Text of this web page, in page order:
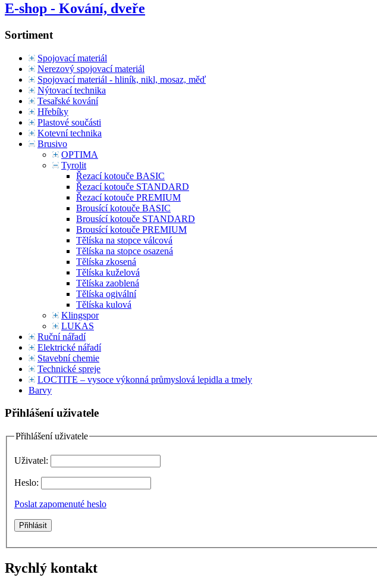
E-shop - Kování, dveře
Sortiment
Spojovací materiál
Nerezový spojovací materiál
Spojovací materiál - hliník, nikl, mosaz, měď
Nýtovací technika
Tesařské kování
Hřebíky
Plastové součásti
Kotevní technika
Brusivo
OPTIMA
Tyrolit
Řezací kotouče BASIC
Řezací kotouče STANDARD
Řezací kotouče PREMIUM
Brousící kotouče BASIC
Brousící kotouče STANDARD
Brousící kotouče PREMIUM
Tělíska na stopce válcová
Tělíska na stopce osazená
Tělíska zkosená
Tělíska kuželová
Tělíska zaoblená
Tělíska ogivální
Tělíska kulová
Klingspor
LUKAS
Ruční nářadí
Elektrické nářadí
Stavební chemie
Technické spreje
LOCTITE – vysoce výkonná průmyslová lepidla a tmely
Barvy
Přihlášení uživatele
Přihlášení uživatele
Uživatel:
Heslo:
Poslat zapomenuté heslo
Rychlý kontakt